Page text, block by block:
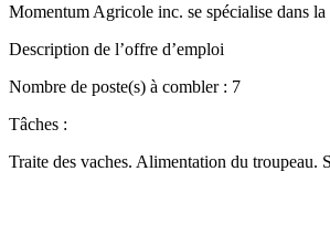
Momentum Agricole inc. se spécialise dans la
Description de l’offre d’emploi
Nombre de poste(s) à combler : 7
Tâches :
Traite des vaches. Alimentation du troupeau.